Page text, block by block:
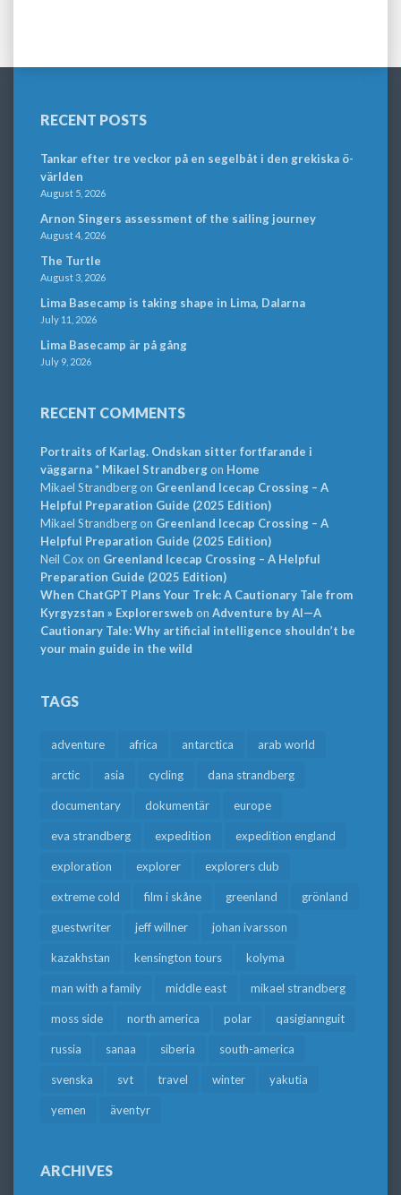
RECENT POSTS
Tankar efter tre veckor på en segelbåt i den grekiska ö-
världen
August 5, 2026
Arnon Singers assessment of the sailing journey
August 4, 2026
The Turtle
August 3, 2026
Lima Basecamp is taking shape in Lima, Dalarna
July 11, 2026
Lima Basecamp är på gång
July 9, 2026
RECENT COMMENTS
Portraits of Karlag. Ondskan sitter fortfarande i
väggarna * Mikael Strandbergon Home
Mikael Strandbergon Greenland Icecap Crossing – A
Helpful Preparation Guide (2025 Edition)
Mikael Strandbergon Greenland Icecap Crossing – A
Helpful Preparation Guide (2025 Edition)
Neil Cox on Greenland Icecap Crossing – A Helpful
Preparation Guide (2025 Edition)
When ChatGPT Plans Your Trek: A Cautionary Tale from
Kyrgyzstan » Explorersweb on Adventure by AI—A
Cautionary Tale: Why artificial intelligence shouldn’t be
your main guide in the wild
TAGS
adventure africa antarctica arab world
arctic asia cycling dana strandberg
documentary dokumentär europe
eva strandberg expedition expedition england
exploration explorer explorers club
extreme cold film i skåne greenland grönland
guestwriter jeff willner johan ivarsson
kazakhstan kensington tours kolyma
man with a family middle east mikael strandberg
moss side north america polar qasigiannguit
russia sanaa siberia south-america
svenska svt travel winter yakutia
yemen äventyr
ARCHIVES